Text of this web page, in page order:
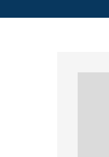
>Généralistes>Dornach>